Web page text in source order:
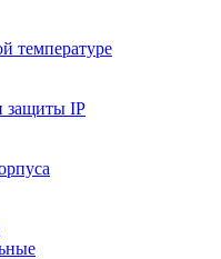
температуре
защиты IP